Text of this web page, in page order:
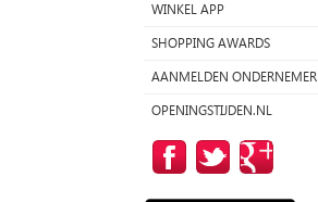
WINKEL APP
SHOPPING AWARDS
AANMELDEN ONDERNEMER
OPENINGSTIJDEN.NL